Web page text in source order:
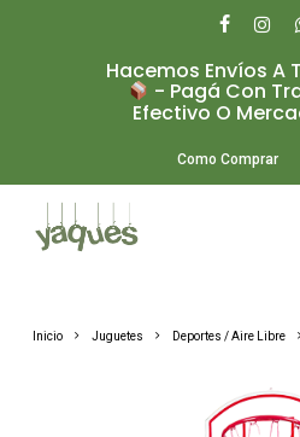
Hacemos Envíos A
- Pagá Con
Efectivo O
Como Comprar
Inicio Juguetes Deportes / Aire Libre